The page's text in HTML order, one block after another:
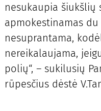
nesukaupia šiukšlių
apmokestinamas du
nesuprantama,
nereikalaujama,
polių“, – sukilusių
rūpesčius dėstė